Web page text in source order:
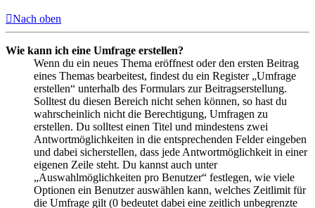
Nach oben
Wie kann ich eine Umfrage erstellen?
Wenn du ein neues Thema eröffnest oder den ersten Beitrag
eines Themas bearbeitest, findest du ein Register „Umfrage
erstellen“ unterhalb des Formulars zur Beitragserstellung.
Solltest du diesen Bereich nicht sehen können, so hast du
wahrscheinlich nicht die Berechtigung, Umfragen zu
erstellen. Du solltest einen Titel und mindestens zwei
Antwortmöglichkeiten in die entsprechenden Felder eingeben
und dabei sicherstellen, dass jede Antwortmöglichkeit in einer
eigenen Zeile steht. Du kannst auch unter
„Auswahlmöglichkeiten pro Benutzer“ festlegen, wie viele
Optionen ein Benutzer auswählen kann, welches Zeitlimit für
die Umfrage gilt (0 bedeutet dabei eine zeitlich unbegrenzte